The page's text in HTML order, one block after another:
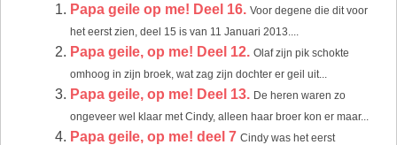
Papa geile op me! Deel 16. Voor degene die dit voor
het eerst zien, deel 15 is van 11 Januari 2013....
Papa geile, op me! Deel 12. Olaf zijn pik schokte
omhoog in zijn broek, wat zag zijn dochter er geil uit...
Papa geile, op me! Deel 13. De heren waren zo
ongeveer wel klaar met Cindy, alleen haar broer kon er maar...
Papa geile, op me! deel 7 Cindy was het eerst